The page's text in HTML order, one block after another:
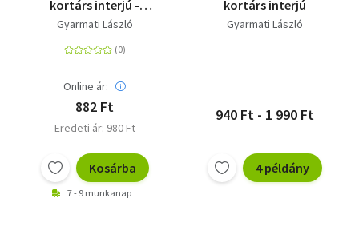
kortárs interjú -
Tizenegy kortárs
Gyarmati László
Online ár:
882 Ft
Eredeti ár: 980 Ft
Kosárba
7 - 9 munkanap
kortárs interjú
Gyarmati László
940 Ft - 1 990 Ft
4 példány